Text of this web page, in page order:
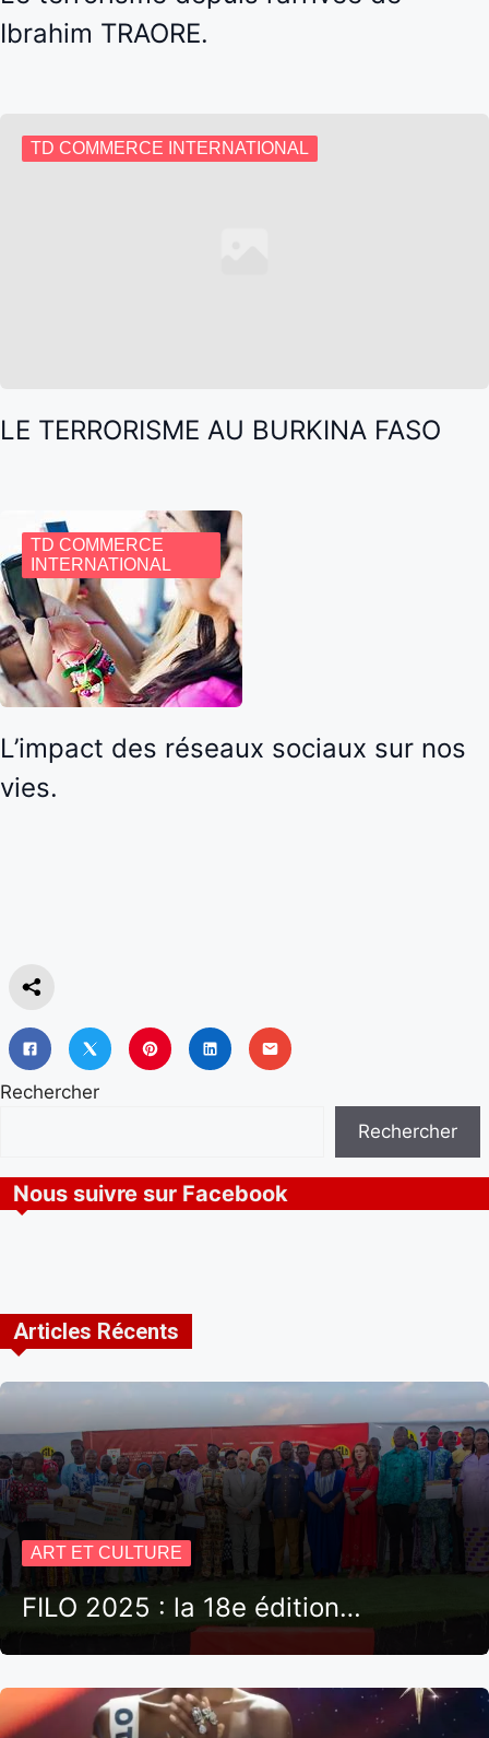
Ibrahim TRAORE.
TD COMMERCE INTERNATIONAL
LE TERRORISME AU BURKINA FASO
TD COMMERCE
INTERNATIONAL
L’impact des réseaux sociaux sur nos
vies.
Rechercher
Rechercher
Nous suivre sur Facebook
Articles Récents
ART ET CULTURE
FILO 2025 : la 18e édition…